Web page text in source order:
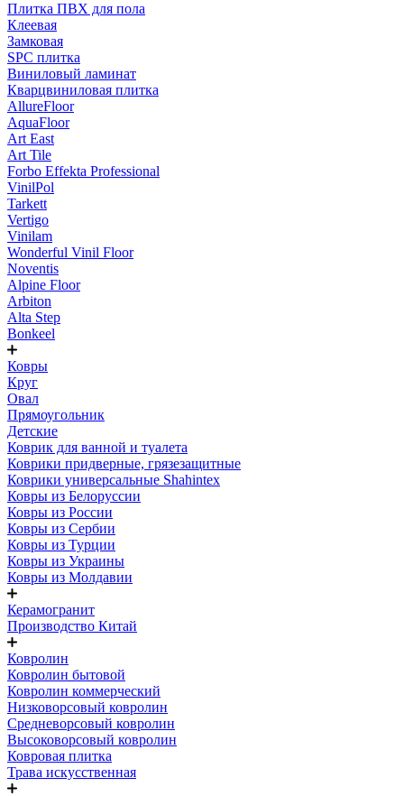
Плитка ПВХ для пола
Клеевая
Замковая
SPC плитка
Виниловый ламинат
Кварцвиниловая плитка
AllureFloor
AquaFloor
Art East
Art Tile
Forbo Effekta Professional
VinilPol
Tarkett
Vertigo
Vinilam
Wonderful Vinil Floor
Noventis
Alpine Floor
Arbiton
Alta Step
Bonkeel
Ковры
Круг
Овал
Прямоугольник
Детские
Коврик для ванной и туалета
Коврики придверные, грязезащитные
Коврики универсальные Shahintex
Ковры из Белоруссии
Ковры из России
Ковры из Сербии
Ковры из Турции
Ковры из Украины
Ковры из Молдавии
Керамогранит
Производство Китай
Ковролин
Ковролин бытовой
Ковролин коммерческий
Низковорсовый ковролин
Средневорсовый ковролин
Высоковорсовый ковролин
Ковровая плитка
Трава искусственная